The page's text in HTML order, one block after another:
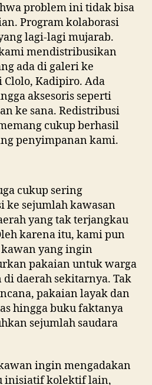
problem ini tidak bisa
Program kolaborasi
lagi-lagi mujarab.
mendistribusikan
ada di galeri ke
Clolo, Kadipiro. Ada
aksesoris seperti
ke sana. Redistribusi
cukup berhasil
penyimpanan kami.
cukup sering
ke sejumlah kawasan
yang tak terjangkau
karena itu, kami pun
yang ingin
pakaian untuk warga
daerah sekitarnya. Tak
pakaian layak dan
hingga buku faktanya
sejumlah saudara
ingin mengadakan
inisiatif kolektif lain,